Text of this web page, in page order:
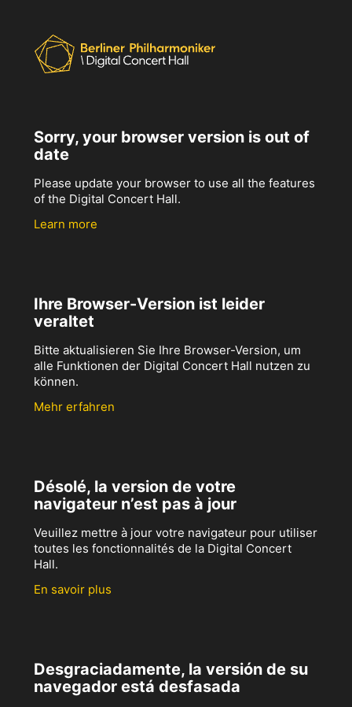
Sorry, your browser version is out of
date
Please update your browser to use all the features
of the Digital Concert Hall.
Learn more
Ihre Browser-Version ist leider
veraltet
Bitte aktualisieren Sie Ihre Browser-Version, um
alle Funktionen der Digital Concert Hall nutzen zu
können.
Mehr erfahren
Désolé, la version de votre
navigateur n’est pas à jour
Veuillez mettre à jour votre navigateur pour utiliser
toutes les fonctionnalités de la Digital Concert
Hall.
En savoir plus
Desgraciadamente, la versión de su
navegador está desfasada